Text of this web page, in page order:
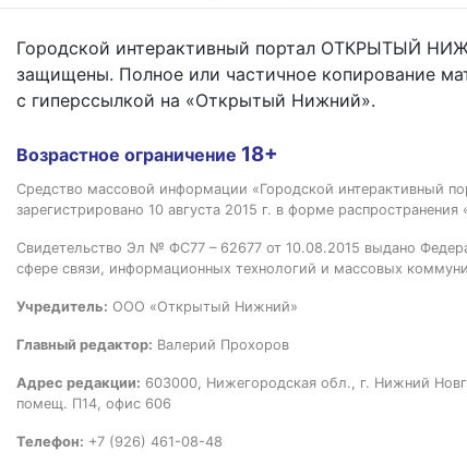
Городской интерактивный портал ОТКРЫТЫЙ
защищены. Полное или частичное копирование
с гиперссылкой на «Открытый Нижний».
Возрастное ограничение 18+
Средство массовой информации «Городской интерактивный
зарегистрировано 10 августа 2015 г. в форме распространения
Свидетельство Эл № ФС77 – 62677 от 10.08.2015 выдано
сфере связи, информационных технологий и массовых
Учредитель: ООО «Открытый Нижний»
Главный редактор: Валерий Прохоров
Адрес редакции: 603000, Нижегородская обл., г. Нижний
помещ. П14, офис 606
Телефон: +7 (926) 461-08-48